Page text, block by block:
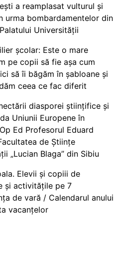
a reamplasat vulturul și
urma bombardamentelor din
Universității
școlar: Este o mare
pe copii să fie așa cum
să îi băgăm în șabloane și
ceea ce fac diferit
diasporei științifice și
Uniunii Europene în
Ed Profesorul Eduard
de Științe
„Lucian Blaga” din Sibiu
Elevii și copiii de
și activitățile pe 7
de vară / Calendarul anului
vacanțelor